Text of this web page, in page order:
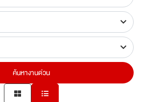
ค้นหางานด่วน